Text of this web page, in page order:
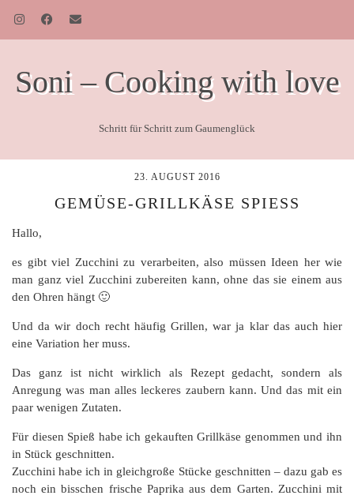
Soni – Cooking with love
Schritt für Schritt zum Gaumenglück
23. AUGUST 2016
GEMÜSE-GRILLKÄSE SPIESS
Hallo,
es gibt viel Zucchini zu verarbeiten, also müssen Ideen her wie
man ganz viel Zucchini zubereiten kann, ohne das sie einem aus
den Ohren hängt 🙂
Und da wir doch recht häufig Grillen, war ja klar das auch hier
eine Variation her muss.
Das ganz ist nicht wirklich als Rezept gedacht, sondern als
Anregung was man alles leckeres zaubern kann. Und das mit ein
paar wenigen Zutaten.
Für diesen Spieß habe ich gekauften Grillkäse genommen und ihn
in Stück geschnitten.
Zucchini habe ich in gleichgroße Stücke geschnitten – dazu gab es
noch ein bisschen frische Paprika aus dem Garten. Zucchini mit